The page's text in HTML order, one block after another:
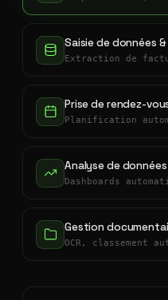
Saisie de données
Extraction de
Prise de rendez-
Planification
Analyse de
Dashboards
Gestion
OCR, classement